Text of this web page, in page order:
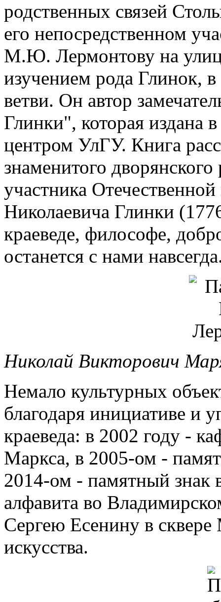
родственных связей
его непосредственном
М.Ю. Лермонтову на
изучением рода Глинок,
ветви. Он автор
Глинки", которая издана
центром УлГУ. Книга
знаменитого
участника
Николаевича Глинки
краеведе, философе,
останется с нами
Николай Викторович
Немало культурных
благодаря инициативе и
краеведа: в 2002 году -
Маркса, в 2005-ом -
2014-ом - памятный знак
алфавита во
Сергею Есенину в сквере
искусства.